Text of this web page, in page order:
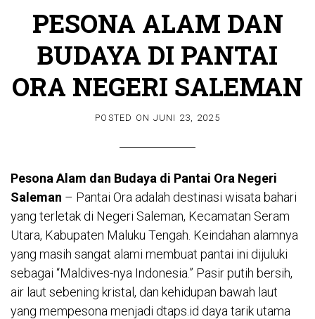
PESONA ALAM DAN
BUDAYA DI PANTAI
ORA NEGERI SALEMAN
POSTED ON JUNI 23, 2025
Pesona Alam dan Budaya di Pantai Ora Negeri
Saleman – Pantai Ora adalah destinasi wisata bahari
yang terletak di Negeri Saleman, Kecamatan Seram
Utara, Kabupaten Maluku Tengah. Keindahan alamnya
yang masih sangat alami membuat pantai ini dijuluki
sebagai “Maldives-nya Indonesia.” Pasir putih bersih,
air laut sebening kristal, dan kehidupan bawah laut
yang mempesona menjadi dtaps.id daya tarik utama